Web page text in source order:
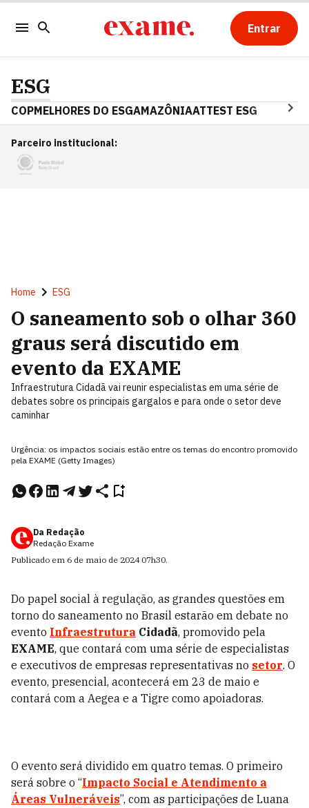
Entrar
ESG
COPMELHORES DO ESGAMAZÔNIAATTEST ESG
Parceiro institucional:
Home ESG
O saneamento sob o olhar 360
graus será discutido em
evento da EXAME
Infraestrutura Cidadã vai reunir especialistas em uma série de
debates sobre os principais gargalos e para onde o setor deve
caminhar
Urgência: os impactos sociais estão entre os temas do encontro promovido
pela EXAME (Getty Images)
Da Redação
Redação Exame
Publicado em 6 de maio de 2024 07h30.
Do papel social à regulação, as grandes questões em
torno do saneamento no Brasil estarão em debate no
evento Infraestrutura Cidadã, promovido pela
EXAME, que contará com uma série de especialistas
e executivos de empresas representativas no setor. O
evento, presencial, acontecerá em 23 de maio e
contará com a Aegea e a Tigre como apoiadoras.
O evento será dividido em quatro temas. O primeiro
será sobre o “Impacto Social e Atendimento a
Áreas Vulneráveis”, com as participações de Luana